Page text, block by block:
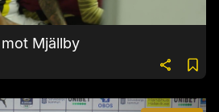
Mjällby